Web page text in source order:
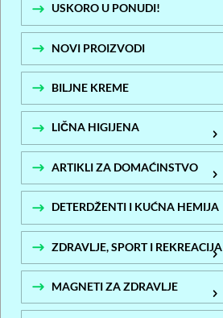
USKORO U PONUDI!
NOVI PROIZVODI
BILJNE KREME
LIČNA HIGIJENA
ARTIKLI ZA DOMAĆINSTVO
DETERDŽENTI I KUĆNA HEMIJA
ZDRAVLJE, SPORT I REKREACIJA
MAGNETI ZA ZDRAVLJE